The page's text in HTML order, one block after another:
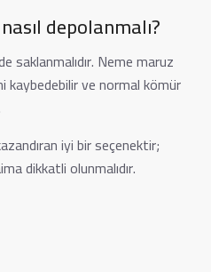
depolanmalı?
saklanmalıdır. Neme maruz
kaybedebilir ve normal kömür
iyi bir seçenektir;
dikkatli olunmalıdır.